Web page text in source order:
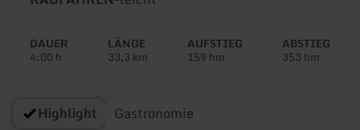
Tour:
DAUER
4:00 h
LÄNGE
33,3 km
AUFSTIEG
159 hm
ABSTIEG
353 hm
Highlight Gastronomie